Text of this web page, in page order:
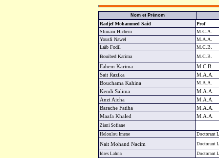
Nom et Prénom
Radjef Mohammed Said
Prof
Slimani Hichem
M.C.A.
Yousfi Nawel
M.A.A.
Laïb Fodil
M.C.B.
Bouibed Karima
M.C.B.
Fahem Karima
M.C.B.
Sait Razika
M.A.A.
Bouchama Kahina
M.A.A.
Kendi Salima
M.A.A.
Anzi Aicha
M.A.A.
Barache Fatiha
M.A.A.
Maafa Khaled
M.A.A.
Ziani Sofiane
Heloulou Imene
Doctorant
Nait Mohand Nacim
Doctorant
Idres Lahna
Doctorant